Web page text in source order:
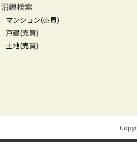
沿線検索
マンション(売買)
戸建(売買)
土地(売買)